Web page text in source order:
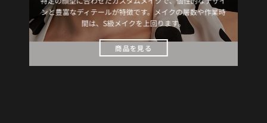
ンと豊富なディテールが特徴です。メイクの層数や作業時
間は、S級メイクを上回ります。
商品を見る